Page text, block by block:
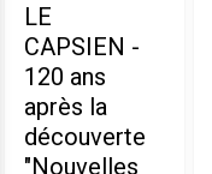
LE
CAPSIEN -
120 ans
après la
découverte
"Nouvelles